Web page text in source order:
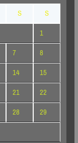
S
S
1
7
8
14
15
21
22
28
29